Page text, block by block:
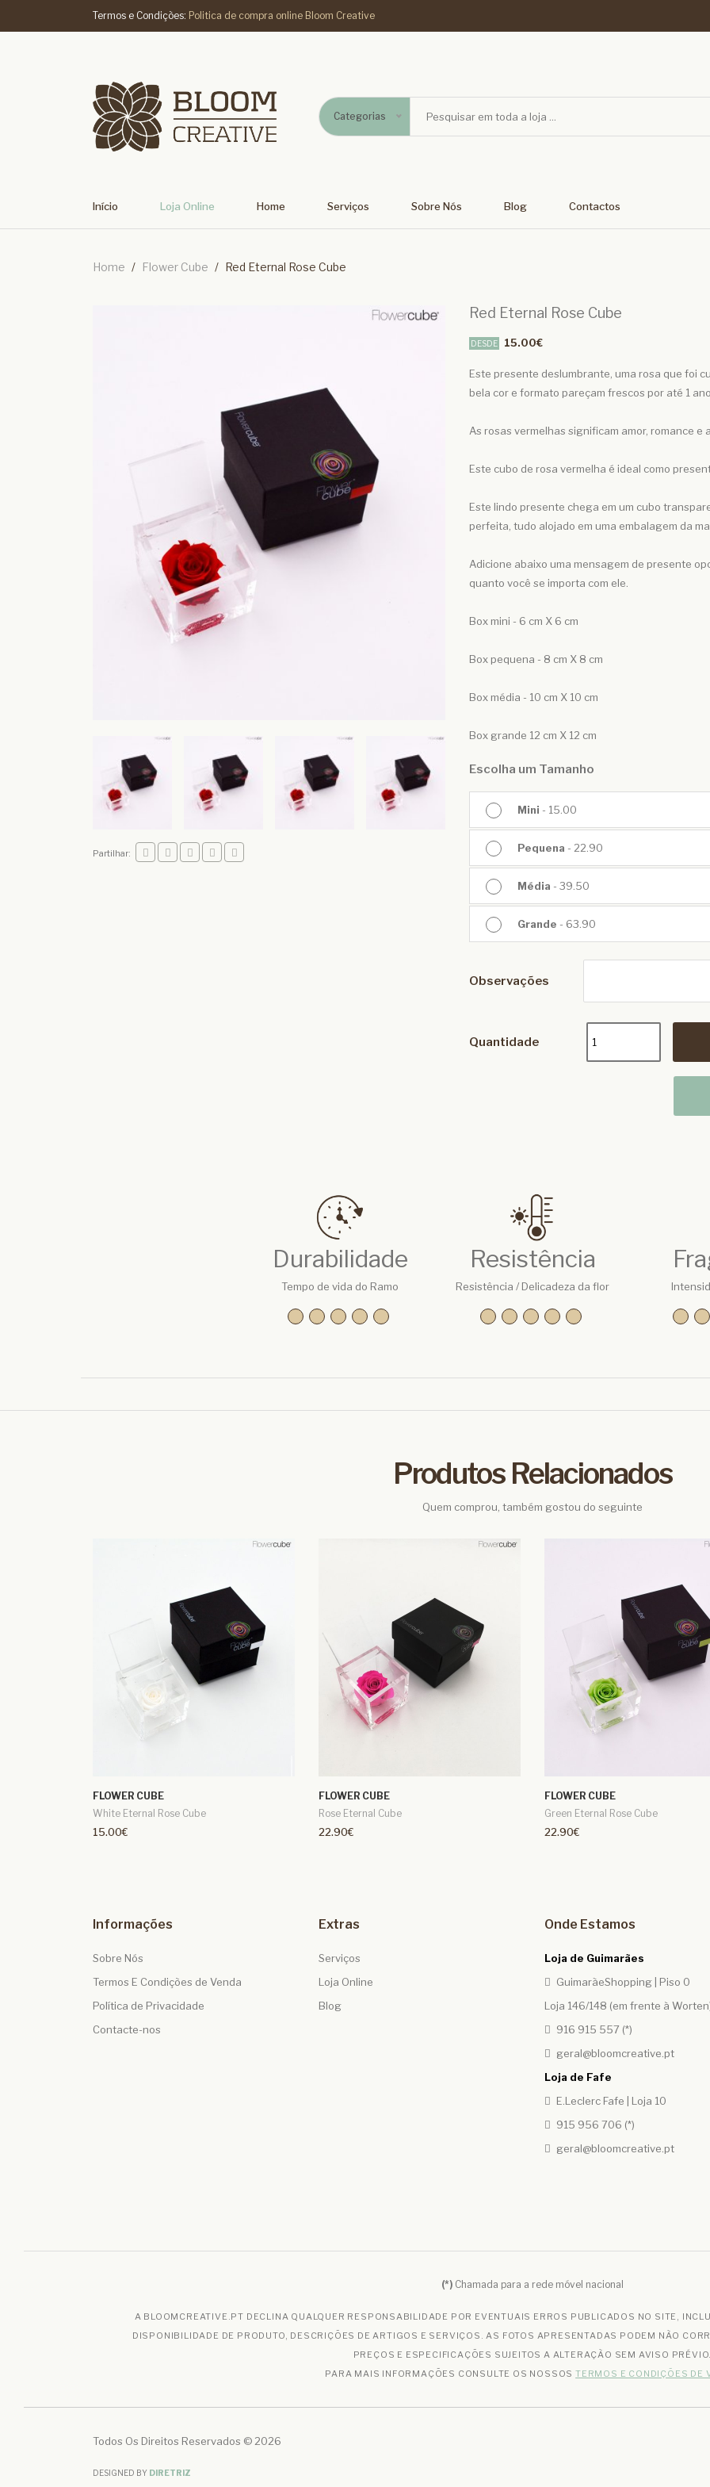
Termos e Condições: Politica de compra online Bloom Creative
Categorias
Início Loja Online Home Serviços Sobre Nós Blog Contactos
Home / Flower Cube / Red Eternal Rose Cube
Partilhar:
Red Eternal Rose Cube
DESDE 15.00€
Este presente deslumbrante, uma rosa que foi
bela cor e formato pareçam frescos por até 1
As rosas vermelhas significam amor, romance
Este cubo de rosa vermelha é ideal como
Este lindo presente chega em um cubo
perfeita, tudo alojado em uma embalagem da
Adicione abaixo uma mensagem de presente
quanto você se importa com ele.
Box mini - 6 cm X 6 cm
Box pequena - 8 cm X 8 cm
Box média - 10 cm X 10 cm
Box grande 12 cm X 12 cm
Escolha um Tamanho
Mini - 15.00
Pequena - 22.90
Média - 39.50
Grande - 63.90
Observações
Quantidade
Durabilidade
Tempo de vida do Ramo
Resistência
Resistência / Delicadeza da flor
Produtos Relacionados
Quem comprou, também gostou do seguinte
FLOWER CUBE
White Eternal Rose Cube
15.00€
FLOWER CUBE
Rose Eternal Cube
22.90€
FLOWER CUBE
Green Eternal Rose Cube
22.90€
Informações
Sobre Nós
Termos E Condições de Venda
Política de Privacidade
Contacte-nos
Extras
Serviços
Loja Online
Blog
Onde Estamos
Loja de Guimarães
GuimarãeShopping | Piso 0
Loja 146/148 (em frente à
916 915 557 (*)
geral@bloomcreative.pt
Loja de Fafe
E.Leclerc Fafe | Loja 10
915 956 706 (*)
geral@bloomcreative.pt
(*) Chamada para a rede móvel nacional
A BLOOMCREATIVE.PT DECLINA QUALQUER RESPONSABILIDADE POR EVENTUAIS ERROS PUBLICADOS NO SITE,
DISPONIBILIDADE DE PRODUTO, DESCRIÇÕES DE ARTIGOS E SERVIÇOS. AS FOTOS APRESENTADAS PODEM NÃO
PREÇOS E ESPECIFICAÇÕES SUJEITOS A ALTERAÇÃO SEM AVISO PRÉVIO.
PARA MAIS INFORMAÇÕES CONSULTE OS NOSSOSTERMOS E CONDIÇÕES DE
Todos Os Direitos Reservados © 2026
DESIGNED BY DIRETRIZ